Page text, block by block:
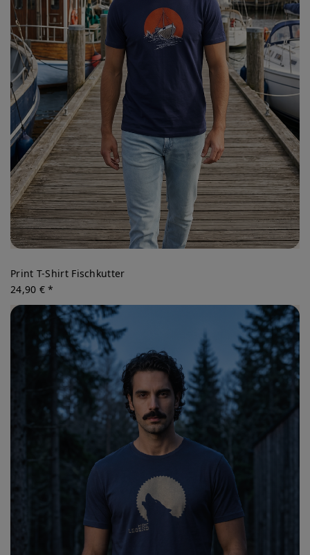
Print T-Shirt Fischkutter
24,90 € *